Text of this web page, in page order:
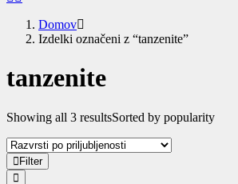
Domov
Izdelki označeni z “tanzenite”
tanzenite
Showing all 3 resultsSorted by popularity
Filter